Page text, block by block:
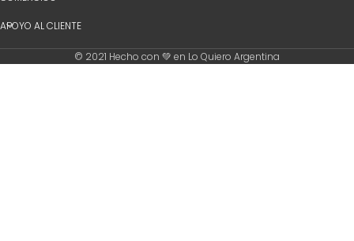
APOYO AL CLIENTE
© 2021 Hecho con 💚 en Lo Quiero Argentina